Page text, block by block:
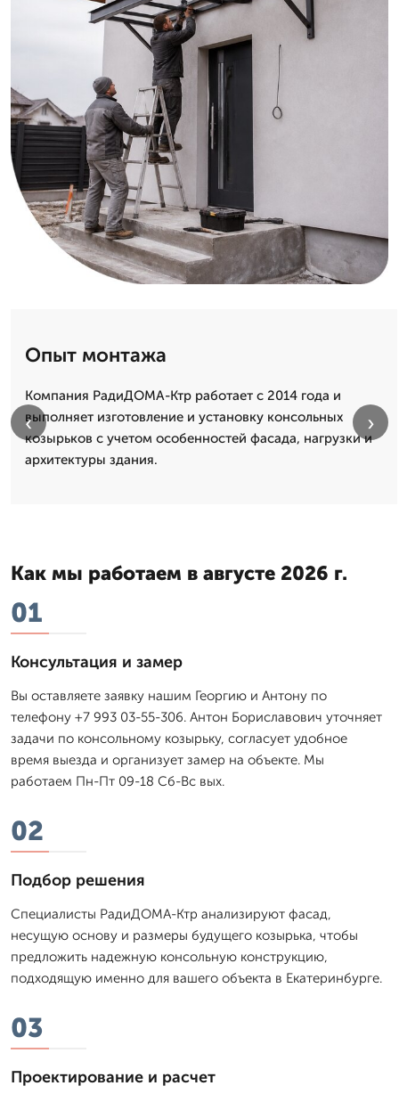
Опыт монтажа
Компания РадиДОМА-Ктр работает с 2014 года и
выполняет изготовление и установку консольных
козырьков с учетом особенностей фасада, нагрузки и
архитектуры здания.
‹ ›
Как мы работаем в августе 2026 г.
01
Консультация и замер
Вы оставляете заявку нашим Георгию и Антону по
телефону +7 993 03-55-306. Антон Бориславович уточняет
задачи по консольному козырьку, согласует удобное
время выезда и организует замер на объекте. Мы
работаем Пн-Пт 09-18 Сб-Вс вых.
02
Подбор решения
Специалисты РадиДОМА-Ктр анализируют фасад,
несущую основу и размеры будущего козырька, чтобы
предложить надежную консольную конструкцию,
подходящую именно для вашего объекта в Екатеринбурге.
03
Проектирование и расчет